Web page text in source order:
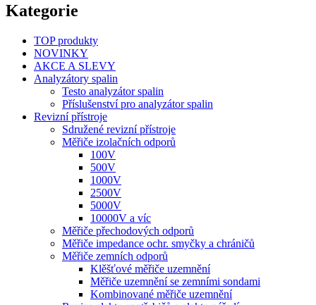
Kategorie
TOP produkty
NOVINKY
AKCE A SLEVY
Analyzátory spalin
Testo analyzátor spalin
Příslušenství pro analyzátor spalin
Revizní přístroje
Sdružené revizní přístroje
Měřiče izolačních odporů
100V
500V
1000V
2500V
5000V
10000V a víc
Měřiče přechodových odporů
Měřiče impedance ochr. smyčky a chráničů
Měřiče zemních odporů
Klěšťové měřiče uzemnění
Měřiče uzemnění se zemními sondami
Kombinované měřiče uzemnění